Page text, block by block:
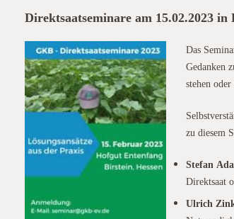
Direktsaatseminare am 15.02.2023 in
Das
Gedanken
stehen
zu diesem
Stefan
Direktsaat
Ulrich